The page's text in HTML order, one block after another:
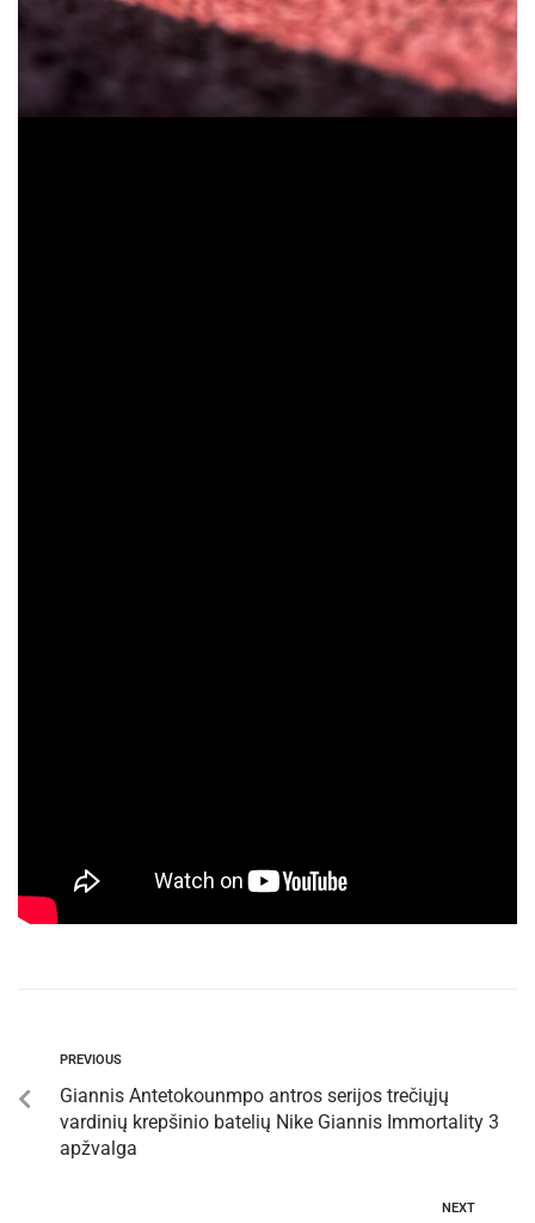
PREVIOUS
Giannis Antetokounmpo antros serijos trečiųjų
vardinių krepšinio batelių Nike Giannis Immortality 3
apžvalga
NEXT